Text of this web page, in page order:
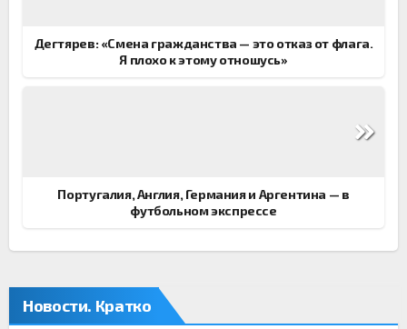
Дегтярев: «Смена гражданства — это отказ от флага.
Я плохо к этому отношусь»
Португалия, Англия, Германия и Аргентина — в
футбольном экспрессе
Новости. Кратко